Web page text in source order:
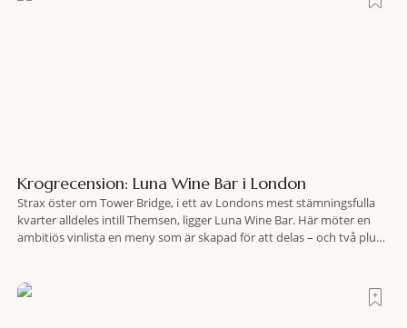
Krogrecension: Luna Wine Bar i London
Strax öster om Tower Bridge, i ett av Londons mest stämningsfulla
kvarter alldeles intill Themsen, ligger Luna Wine Bar. Här möter en
ambitiös vinlista en meny som är skapad för att delas – och två plus